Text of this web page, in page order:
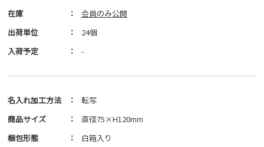
在庫
：
会員のみ公開
出荷単位
：
24個
入荷予定
： -
名入れ加工方法 ：
転写
商品サイズ
：
直径75×H120mm
梱包形態
：
白箱入り